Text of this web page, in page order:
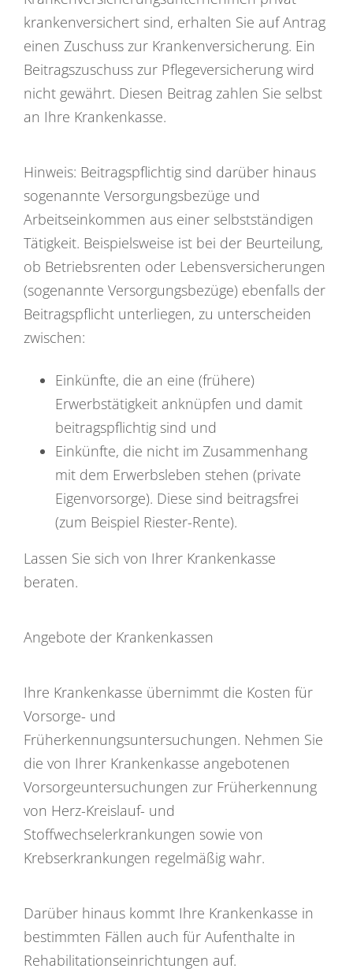
krankenversichert sind, erhalten Sie auf Antrag
einen Zuschuss zur Krankenversicherung. Ein
Beitragszuschuss zur Pflegeversicherung wird
nicht gewährt. Diesen Beitrag zahlen Sie selbst
an Ihre Krankenkasse.
Hinweis: Beitragspflichtig sind darüber hinaus
sogenannte Versorgungsbezüge und
Arbeitseinkommen aus einer selbstständigen
Tätigkeit. Beispielsweise ist bei der Beurteilung,
ob Betriebsrenten oder Lebensversicherungen
(sogenannte Versorgungsbezüge) ebenfalls der
Beitragspflicht unterliegen, zu unterscheiden
zwischen:
Einkünfte, die an eine (frühere)
Erwerbstätigkeit anknüpfen und damit
beitragspflichtig sind und
Einkünfte, die nicht im Zusammenhang
mit dem Erwerbsleben stehen (private
Eigenvorsorge). Diese sind beitragsfrei
(zum Beispiel Riester-Rente).
Lassen Sie sich von Ihrer Krankenkasse
beraten.
Angebote der Krankenkassen
Ihre Krankenkasse übernimmt die Kosten für
Vorsorge- und
Früherkennungsuntersuchungen. Nehmen Sie
die von Ihrer Krankenkasse angebotenen
Vorsorgeuntersuchungen zur Früherkennung
von Herz-Kreislauf- und
Stoffwechselerkrankungen sowie von
Krebserkrankungen regelmäßig wahr.
Darüber hinaus kommt Ihre Krankenkasse in
bestimmten Fällen auch für Aufenthalte in
Rehabilitationseinrichtungen auf.